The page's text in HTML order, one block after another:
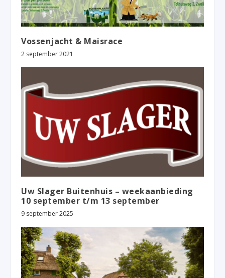
Vossenjacht & Maisrace
2 september 2021
Uw Slager Buitenhuis – weekaanbieding
10 september t/m 13 september
9 september 2025